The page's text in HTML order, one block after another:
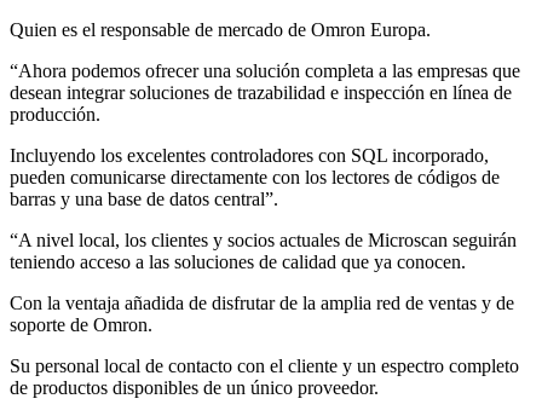
Quien es el responsable de mercado de Omron Europa.
“Ahora podemos ofrecer una solución completa a las empresas que
desean integrar soluciones de trazabilidad e inspección en línea de
producción.
Incluyendo los excelentes controladores con SQL incorporado,
pueden comunicarse directamente con los lectores de códigos de
barras y una base de datos central”.
“A nivel local, los clientes y socios actuales de Microscan seguirán
teniendo acceso a las soluciones de calidad que ya conocen.
Con la ventaja añadida de disfrutar de la amplia red de ventas y de
soporte de Omron.
Su personal local de contacto con el cliente y un espectro completo
de productos disponibles de un único proveedor.